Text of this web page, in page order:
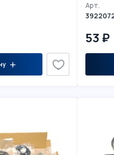
Арт.
53 ₽